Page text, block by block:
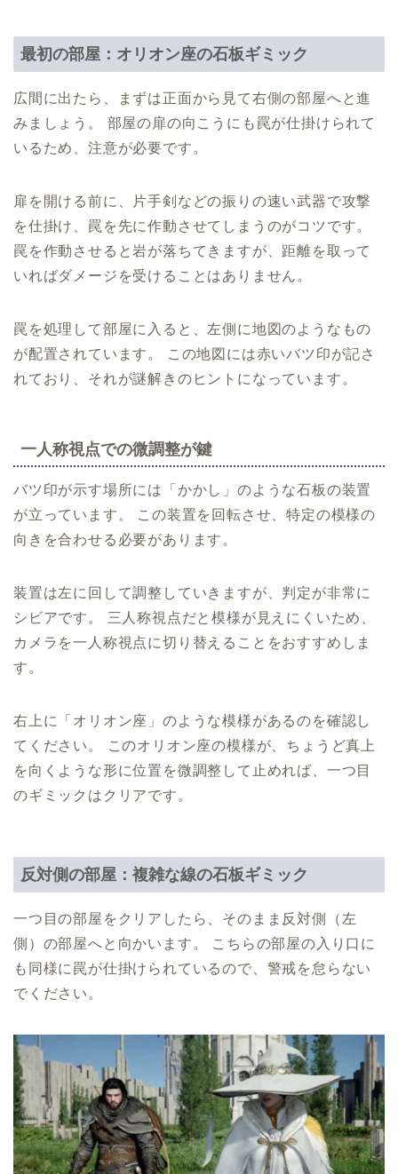
最初の部屋：オリオン座の石板ギミック
広間に出たら、まずは正面から見て右側の部屋へと進
みましょう。 部屋の扉の向こうにも罠が仕掛けられて
いるため、注意が必要です。
扉を開ける前に、片手剣などの振りの速い武器で攻撃
を仕掛け、罠を先に作動させてしまうのがコツです。
罠を作動させると岩が落ちてきますが、距離を取って
いればダメージを受けることはありません。
罠を処理して部屋に入ると、左側に地図のようなもの
が配置されています。 この地図には赤いバツ印が記さ
れており、それが謎解きのヒントになっています。
一人称視点での微調整が鍵
バツ印が示す場所には「かかし」のような石板の装置
が立っています。 この装置を回転させ、特定の模様の
向きを合わせる必要があります。
装置は左に回して調整していきますが、判定が非常に
シビアです。 三人称視点だと模様が見えにくいため、
カメラを一人称視点に切り替えることをおすすめしま
す。
右上に「オリオン座」のような模様があるのを確認し
てください。 このオリオン座の模様が、ちょうど真上
を向くような形に位置を微調整して止めれば、一つ目
のギミックはクリアです。
反対側の部屋：複雑な線の石板ギミック
一つ目の部屋をクリアしたら、そのまま反対側（左
側）の部屋へと向かいます。 こちらの部屋の入り口に
も同様に罠が仕掛けられているので、警戒を怠らない
でください。